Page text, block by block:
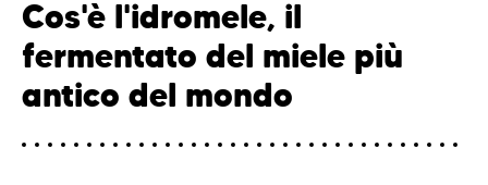
Cos'è l'idromele, il
fermentato del miele più
antico del mondo